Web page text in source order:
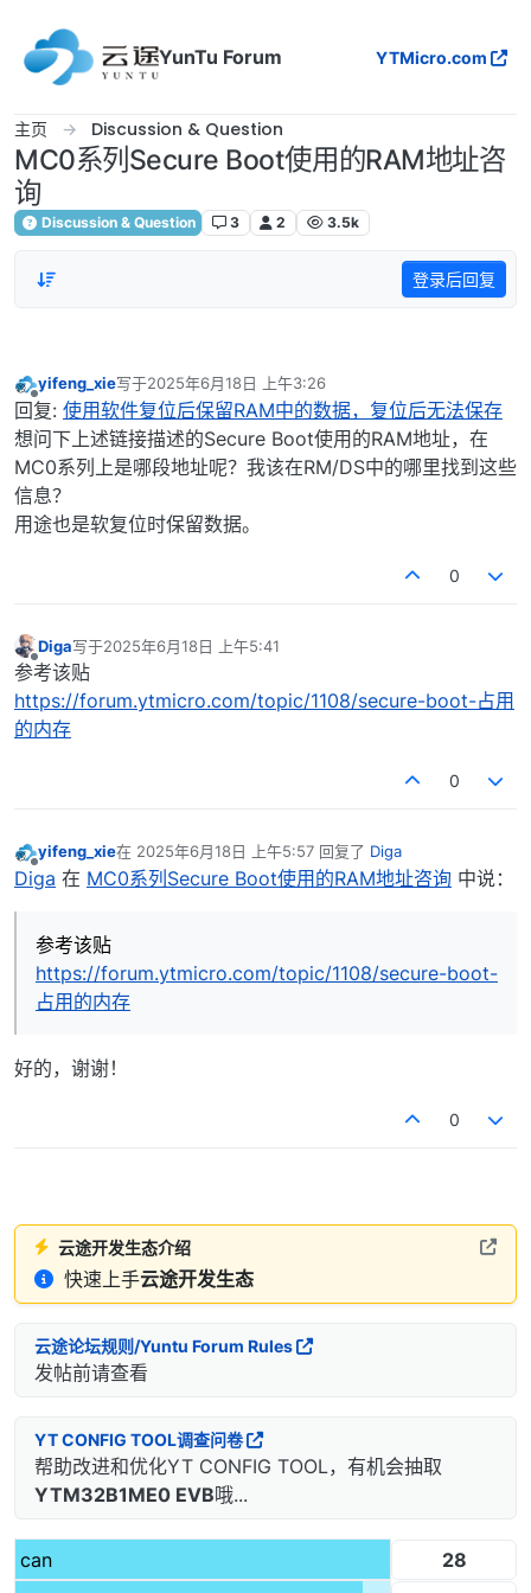
YunTu Forum
YTMicro.com
主页 Discussion & Question
MC0系列Secure Boot使用的RAM地址咨
询
Discussion & Question 3 2 3.5k
登录后回复
离线
yifeng_xie写于2025年6月18日 上午3:26
最后由 编辑
回复: 使用软件复位后保留RAM中的数据，复位后无法保存
想问下上述链接描述的Secure Boot使用的RAM地址，在
MC0系列上是哪段地址呢？我该在RM/DS中的哪里找到这些
信息？
用途也是软复位时保留数据。
0
离线
Diga写于2025年6月18日 上午5:41
最后由 编辑
参考该贴
https://forum.ytmicro.com/topic/1108/secure-boot-占用
的内存
0
离线
yifeng_xie在 2025年6月18日 上午5:57 回复了 Diga
最后由 编辑
Diga 在 MC0系列Secure Boot使用的RAM地址咨询 中说：
参考该贴
https://forum.ytmicro.com/topic/1108/secure-boot-
占用的内存
好的，谢谢！
0
云途开发生态介绍
快速上手云途开发生态
云途论坛规则/Yuntu Forum Rules
发帖前请查看
YT CONFIG TOOL调查问卷
帮助改进和优化YT CONFIG TOOL，有机会抽取
YTM32B1ME0 EVB哦...
can
28